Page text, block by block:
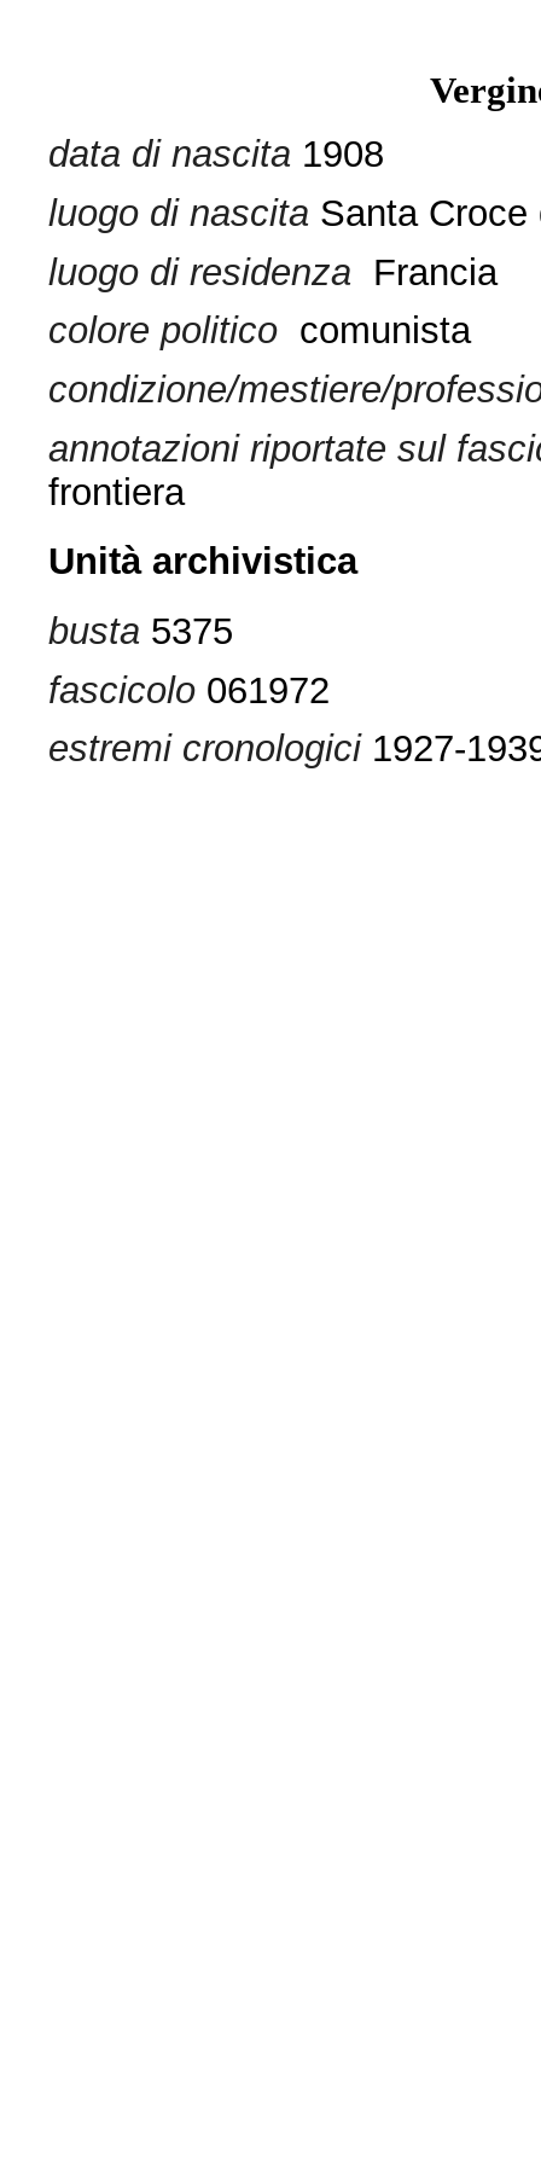
data di nascita 1908
luogo di nascita Santa
luogo di residenza Francia
colore politico comunista
condizione/mestiere/
annotazioni riportate sul
frontiera
Unità archivistica
busta 5375
fascicolo 061972
estremi cronologici 1927-